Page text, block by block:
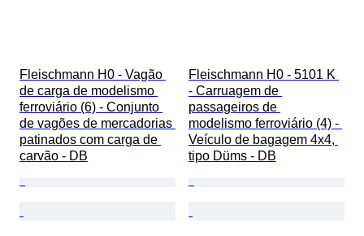
Fleischmann H0 - Vagão
de carga de modelismo
ferroviário (6) - Conjunto
de vagões de mercadorias
patinados com carga de
carvão - DB
Fleischmann H0 - 5101 K
- Carruagem de
passageiros de
modelismo ferroviário (4) -
Veículo de bagagem 4x4,
tipo Düms - DB